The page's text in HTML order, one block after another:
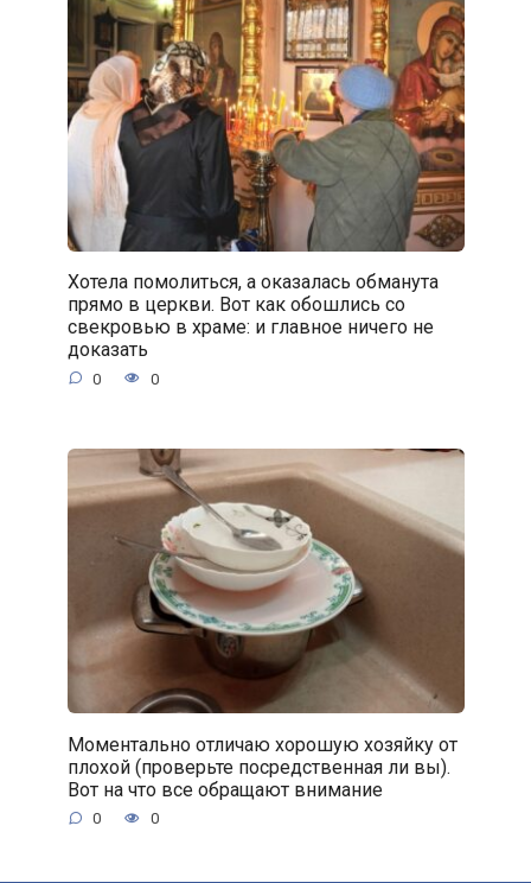
Хотела помолиться, а оказалась обманута
прямо в церкви. Вот как обошлись со
свекровью в храме: и главное ничего не
доказать
0 0
Моментально отличаю хорошую хозяйку от
плохой (проверьте посредственная ли вы).
Вот на что все обращают внимание
0 0